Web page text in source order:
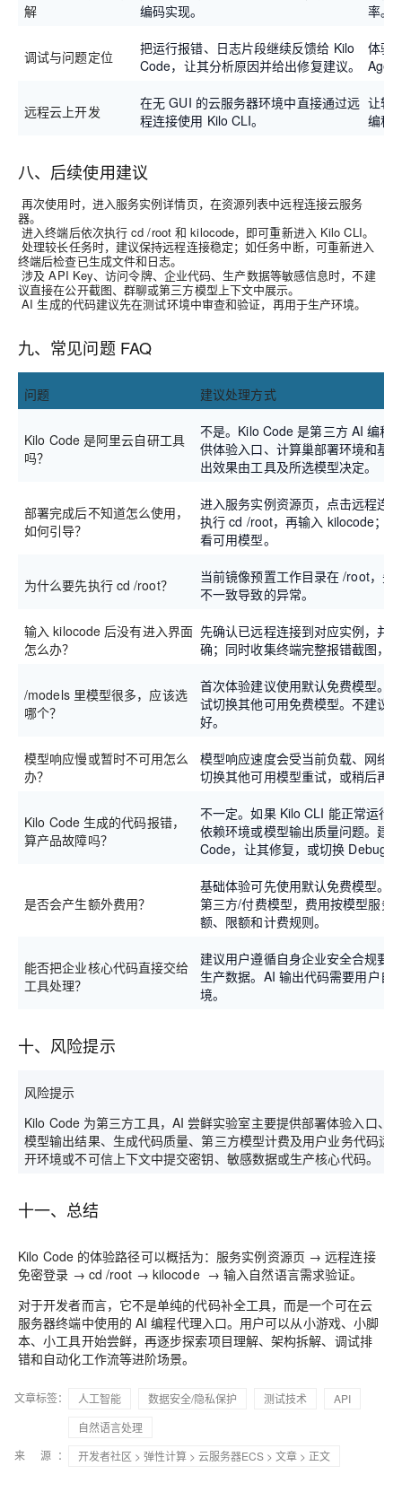
解
编码实现。
率。
调试与问题定位
把运行报错、日志片段继续反馈给 Kilo
Code，让其分析原因并给出修复建议。
体验
远程云上开发
在无 GUI 的云服务器环境中直接通过远
程连接使用 Kilo CLI。
让轻
编程
八、后续使用建议
再次使用时，进入服务实例详情页，在资源列表中远程连接云服务
器。
进入终端后依次执行 cd /root 和 kilocode，即可重新进入 Kilo CLI。
处理较长任务时，建议保持远程连接稳定；如任务中断，可重新进入
终端后检查已生成文件和日志。
涉及 API Key、访问令牌、企业代码、生产数据等敏感信息时，不建
议直接在公开截图、群聊或第三方模型上下文中展示。
AI 生成的代码建议先在测试环境中审查和验证，再用于生产环境。
九、常见问题 FAQ
问题 建议处理方式
Kilo Code 是阿里云自研工具
吗？
不是。Kilo Code 是第三方 AI 编程
供体验入口、计算巢部署环境和基
出效果由工具及所选模型决定。
部署完成后不知道怎么使用，
如何引导？
进入服务实例资源页，点击远程连
执行 cd /root，再输入 kilocode；
看可用模型。
为什么要先执行 cd /root？
当前镜像预置工作目录在 /root，先
不一致导致的异常。
输入 kilocode 后没有进入界面
怎么办？
先确认已远程连接到对应实例，并
确；同时收集终端完整报错截图，
/models 里模型很多，应该选
哪个？
首次体验建议使用默认免费模型。
试切换其他可用免费模型。不建议
好。
模型响应慢或暂时不可用怎么
办？
模型响应速度会受当前负载、网络
切换其他可用模型重试，或稍后再
Kilo Code 生成的代码报错，
算产品故障吗？
不一定。如果 Kilo CLI 能正常运行
依赖环境或模型输出质量问题。建
Code，让其修复，或切换 Debug
是否会产生额外费用？
基础体验可先使用默认免费模型。
第三方/付费模型，费用按模型服务
额、限额和计费规则。
能否把企业核心代码直接交给
工具处理？
建议用户遵循自身企业安全合规要
生产数据。AI 输出代码需要用户自
境。
十、风险提示
风险提示
Kilo Code 为第三方工具，AI 尝鲜实验室主要提供部署体验入口、
模型输出结果、生成代码质量、第三方模型计费及用户业务代码运
开环境或不可信上下文中提交密钥、敏感数据或生产核心代码。
十一、总结
Kilo Code 的体验路径可以概括为：服务实例资源页 → 远程连接
免密登录 → cd /root → kilocode → 输入自然语言需求验证。
对于开发者而言，它不是单纯的代码补全工具，而是一个可在云
服务器终端中使用的 AI 编程代理入口。用户可以从小游戏、小脚
本、小工具开始尝鲜，再逐步探索项目理解、架构拆解、调试排
错和自动化工作流等进阶场景。
文章标签： 人工智能 数据安全/隐私保护 测试技术
API
自然语言处理
来 源：
开发者社区 > 弹性计算 > 云服务器ECS > 文章 > 正文